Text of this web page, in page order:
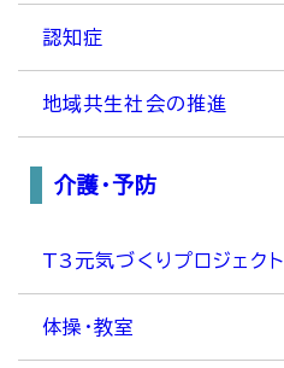
認知症
地域共生社会の推進
介護・予防
T3元気づくりプロジェクト
体操・教室